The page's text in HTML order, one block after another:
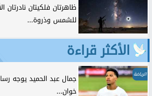
ظاهرتان فلكيتان
للشمس وذروة...
الأكثر قراءة
الرياضة
جمال عبد الحميد يوجه
خوان...